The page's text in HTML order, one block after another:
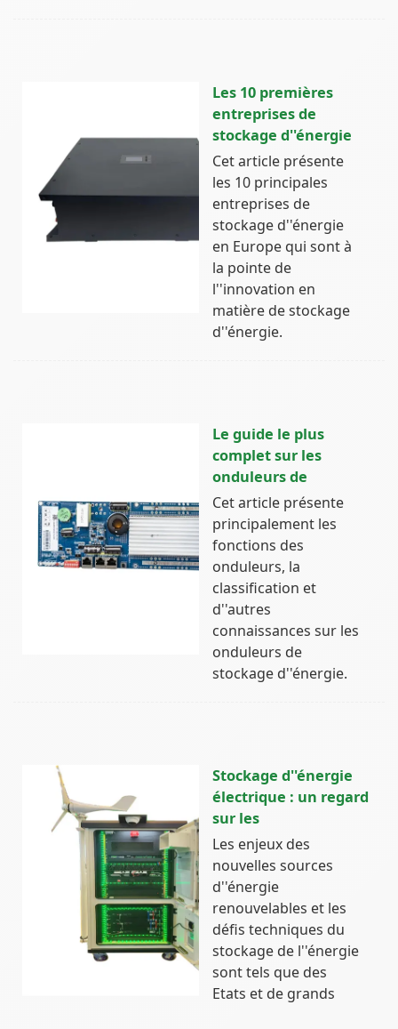
Les 10 premières
entreprises de
stockage d''énergie
Cet article présente
les 10 principales
entreprises de
stockage d''énergie
en Europe qui sont à
la pointe de
l''innovation en
matière de stockage
d''énergie.
Le guide le plus
complet sur les
onduleurs de
Cet article présente
principalement les
fonctions des
onduleurs, la
classification et
d''autres
connaissances sur les
onduleurs de
stockage d''énergie.
Stockage d''énergie
électrique : un regard
sur les
Les enjeux des
nouvelles sources
d''énergie
renouvelables et les
défis techniques du
stockage de l''énergie
sont tels que des
Etats et de grands